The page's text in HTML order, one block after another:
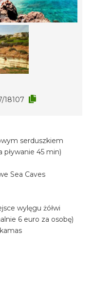
18107
serduszkiem
pływanie 45 min)
Sea Caves
wylęgu żółwi
6 euro za osobę)